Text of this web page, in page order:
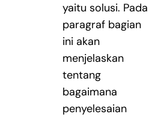
yaitu solusi. Pada
paragraf bagian
ini akan
menjelaskan
tentang
bagaimana
penyelesaian